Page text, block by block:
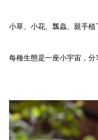
小草、小花、瓢蟲、親手植
每種生態是一座小宇宙，分